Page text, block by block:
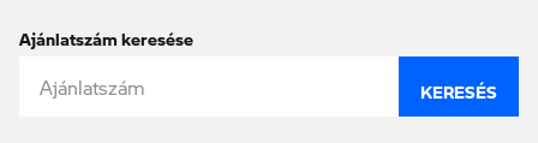
Ajánlatszám keresése
KERESÉS